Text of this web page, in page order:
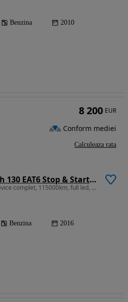
Benzina 2010
Peugeot 308 PureTech 130 EAT6 Stop & Start GT-Line Edition
1199 cm3 • 130 CP • istoric sevice complet, 115000km, full led, panoramic
Benzina 2016
8 200 EUR
Conform mediei
Calculeaza rata